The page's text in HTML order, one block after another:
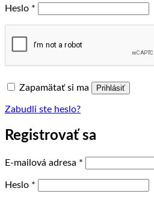
Heslo *
Zapamätať si ma Prihlásiť
Zabudli ste heslo?
Registrovať sa
E-mailová adresa *
Heslo *